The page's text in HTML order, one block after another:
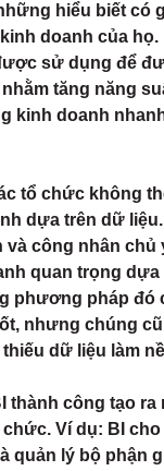
hiểu biết có
doanh của
sử dụng để
tăng năng
kinh doanh
tổ chức không
dựa trên dữ
và công nhân chủ
quan trọng dựa
phương pháp đó
nhưng chúng
dữ liệu làm
thành công tạo ra
Ví dụ: BI
quản lý bộ phận